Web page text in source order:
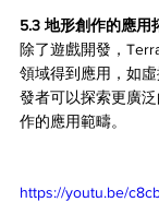
5.3 地形創作的應用
除了遊戲開發，
領域得到應用，如
發者可以探索更廣
作的應用範疇。
https://youtu.be/